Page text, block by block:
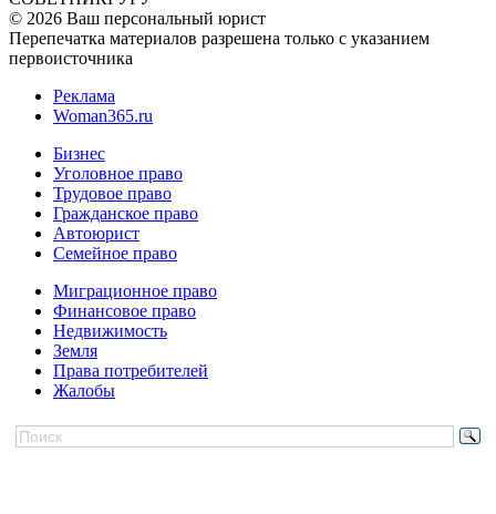
© 2026 Ваш персональный юрист
Перепечатка материалов разрешена только с указанием
первоисточника
Реклама
Woman365.ru
Бизнес
Уголовное право
Трудовое право
Гражданское право
Автоюрист
Семейное право
Миграционное право
Финансовое право
Недвижимость
Земля
Права потребителей
Жалобы